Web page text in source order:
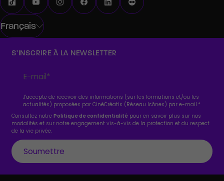
Français
S’INSCRIRE À LA NEWSLETTER
J'accepte de recevoir des informations (sur les formations et/ou les
actualités) proposées par CinéCréatis (Réseau Icônes) par e-mail.*
Consultez notrePolitique de confidentialité pour en savoir plus sur nos
modalités et sur notre engagement vis-à-vis de la protection et du respect
de la vie privée.